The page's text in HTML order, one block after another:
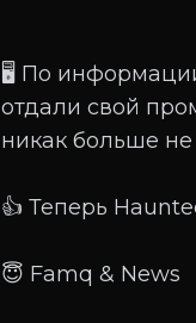
🖥 По
отдали свой
никак больше
👍 Теперь